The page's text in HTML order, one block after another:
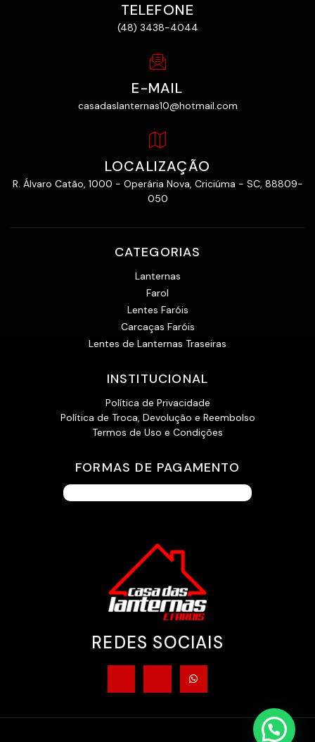
REDES SOCIAIS
TELEFONE
(48) 3438-4044
E-MAIL
casadaslanternas10@hotmail.com
LOCALIZAÇÃO
R. Álvaro Catão, 1000 - Operária Nova, Criciúma - SC, 88809-
050
CATEGORIAS
Lanternas
Farol
Lentes Faróis
Carcaças Faróis
Lentes de Lanternas Traseiras
INSTITUCIONAL
Política de Privacidade
Política de Troca, Devolução e Reembolso
Termos de Uso e Condições
FORMAS DE PAGAMENTO